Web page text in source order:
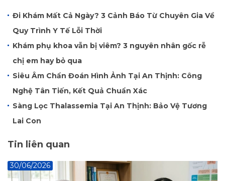
Đi Khám Mất Cả Ngày? 3 Cảnh Báo Từ Chuyên Gia Về
Quy Trình Y Tế Lỗi Thời
Khám phụ khoa vẫn bị viêm? 3 nguyên nhân gốc rễ
chị em hay bỏ qua
Siêu Âm Chẩn Đoán Hình Ảnh Tại An Thịnh: Công
Nghệ Tân Tiến, Kết Quả Chuẩn Xác
Sàng Lọc Thalassemia Tại An Thịnh: Bảo Vệ Tương
Lai Con
Tin liên quan
30/06/2026